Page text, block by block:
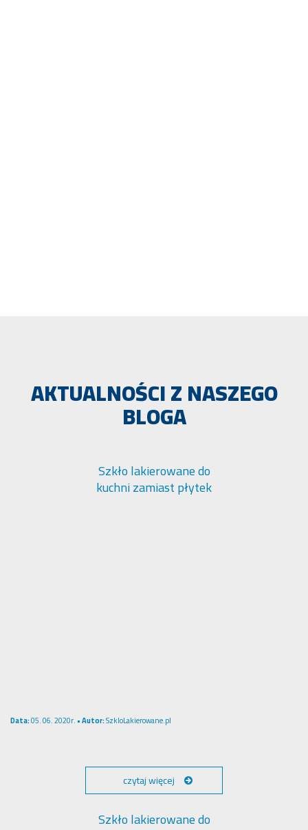
AKTUALNOŚCI Z NASZEGO
BLOGA
Szkło lakierowane do
kuchni zamiast płytek
Data:05. 06. 2020r. •Autor:SzkloLakierowane.pl
czytaj więcej
Szkło lakierowane do